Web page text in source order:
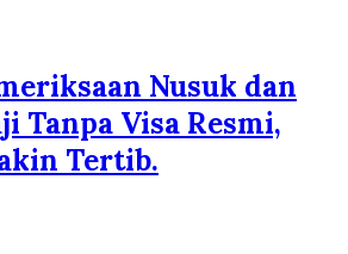
Nusuk dan
Tanpa Visa Resmi,
Tertib.